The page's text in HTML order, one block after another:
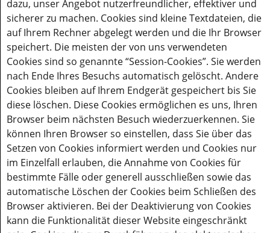
dazu, unser Angebot nutzerfreundlicher, effektiver und
sicherer zu machen. Cookies sind kleine Textdateien, die
auf Ihrem Rechner abgelegt werden und die Ihr Browser
speichert. Die meisten der von uns verwendeten
Cookies sind so genannte “Session-Cookies”. Sie werden
nach Ende Ihres Besuchs automatisch gelöscht. Andere
Cookies bleiben auf Ihrem Endgerät gespeichert bis Sie
diese löschen. Diese Cookies ermöglichen es uns, Ihren
Browser beim nächsten Besuch wiederzuerkennen. Sie
können Ihren Browser so einstellen, dass Sie über das
Setzen von Cookies informiert werden und Cookies nur
im Einzelfall erlauben, die Annahme von Cookies für
bestimmte Fälle oder generell ausschließen sowie das
automatische Löschen der Cookies beim Schließen des
Browser aktivieren. Bei der Deaktivierung von Cookies
kann die Funktionalität dieser Website eingeschränkt